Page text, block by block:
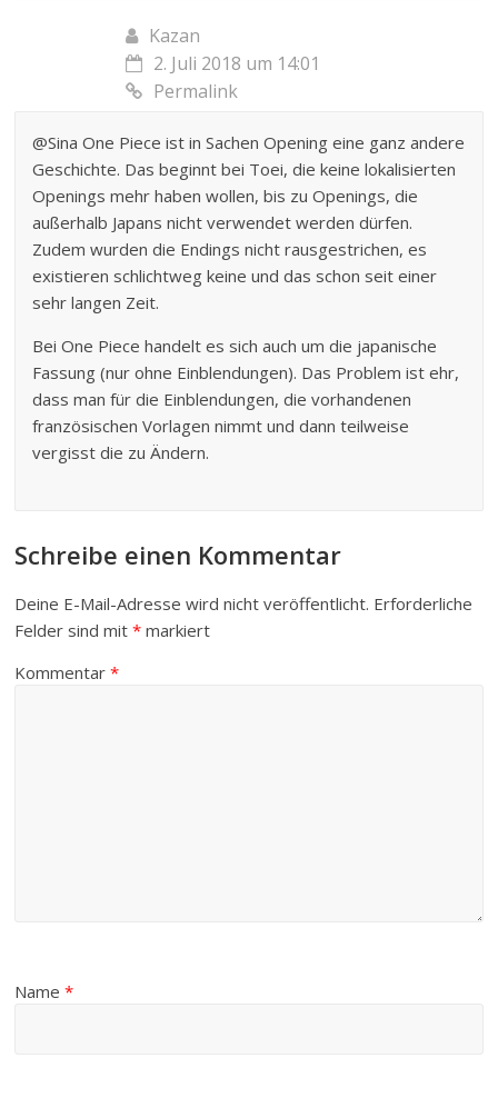
Kazan
2. Juli 2018 um 14:01
Permalink
@Sina One Piece ist in Sachen Opening eine ganz andere
Geschichte. Das beginnt bei Toei, die keine lokalisierten
Openings mehr haben wollen, bis zu Openings, die
außerhalb Japans nicht verwendet werden dürfen.
Zudem wurden die Endings nicht rausgestrichen, es
existieren schlichtweg keine und das schon seit einer
sehr langen Zeit.
Bei One Piece handelt es sich auch um die japanische
Fassung (nur ohne Einblendungen). Das Problem ist ehr,
dass man für die Einblendungen, die vorhandenen
französischen Vorlagen nimmt und dann teilweise
vergisst die zu Ändern.
Schreibe einen Kommentar
Deine E-Mail-Adresse wird nicht veröffentlicht. Erforderliche
Felder sind mit* markiert
Kommentar*
Name*